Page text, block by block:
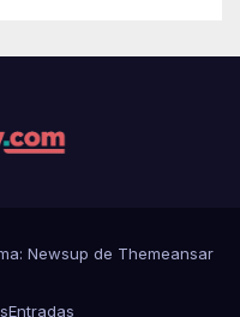
Newsup de Themeansar
Entradas